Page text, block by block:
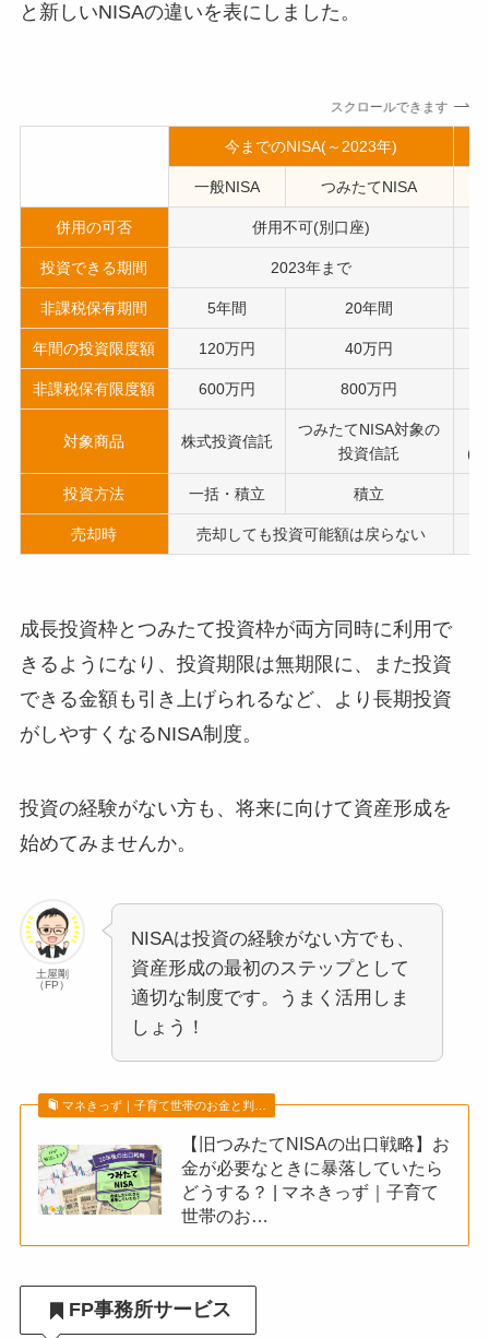
と新しいNISAの違いを表にしました。
スクロールできます
今までのNISA(～2023年)
一般NISA つみたてNISA
併用の可否 併用不可(別口座)
投資できる期間 2023年まで
非課税保有期間 5年間 20年間
年間の投資限度額 120万円 40万円
非課税保有限度額 600万円 800万円
対象商品 株式投資信託
つみたてNISA対象の
投資信託
(
投資方法 一括・積立 積立
売却時 売却しても投資可能額は戻らない
成長投資枠とつみたて投資枠が両方同時に利用で
きるようになり、投資期限は無期限に、また投資
できる金額も引き上げられるなど、より長期投資
がしやすくなるNISA制度。
投資の経験がない方も、将来に向けて資産形成を
始めてみませんか。
土屋剛
（FP）
NISAは投資の経験がない方でも、
資産形成の最初のステップとして
適切な制度です。うまく活用しま
しょう！
マネきっず｜子育て世帯のお金と判…
【旧つみたてNISAの出口戦略】お
金が必要なときに暴落していたら
どうする？ | マネきっず｜子育て
世帯のお…
FP事務所サービス